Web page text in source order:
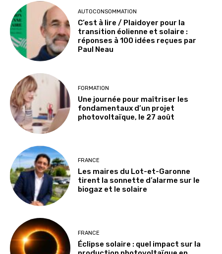
AUTOCONSOMMATION
C’est à lire / Plaidoyer pour la
transition éolienne et solaire :
réponses à 100 idées reçues par
Paul Neau
FORMATION
Une journée pour maîtriser les
fondamentaux d’un projet
photovoltaïque, le 27 août
FRANCE
Les maires du Lot-et-Garonne
tirent la sonnette d’alarme sur le
biogaz et le solaire
FRANCE
Éclipse solaire : quel impact sur la